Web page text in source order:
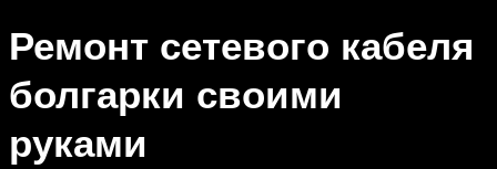
Ремонт сетевого кабеля
болгарки своими
руками